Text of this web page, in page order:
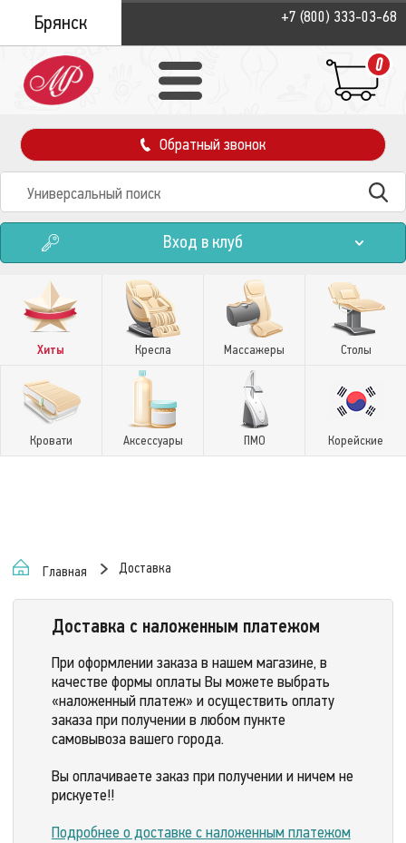
Брянск +7 (800) 333-03-68
0
Обратный звонок
Вход в клуб
Хиты Кресла Массажеры Столы
Кровати Аксессуары ПМО Корейские
Главная Доставка
Доставка с наложенным платежом
При оформлении заказа в нашем магазине, в
качестве формы оплаты Вы можете выбрать
«наложенный платеж» и осуществить оплату
заказа при получении в любом пункте
самовывоза вашего города.
Вы оплачиваете заказ при получении и ничем не
рискуете!!
Подробнее о доставке с наложенным платежом